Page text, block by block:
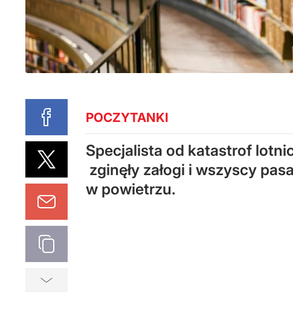
POCZYTANKI
Specjalista od katastrof
zginęły załogi i wszyscy
w powietrzu.